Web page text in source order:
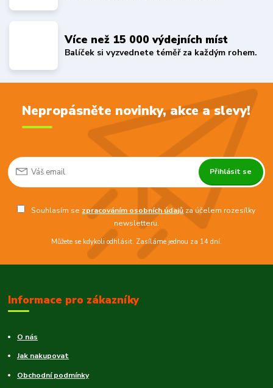
Více než 15 000 výdejních míst
Balíček si vyzvednete téměř za každým rohem.
Nepropásněte novinky, akce a slevy!
Přihlásit se
Souhlasím se zpracováním osobních údajů za účelem rozesílky
newsletteru.
Můžete se kdykoli odhlásit. Zasíláme jednou za 14 dní.
Informace pro zákazníky
O nás
Jak nakupovat
Obchodní podmínky